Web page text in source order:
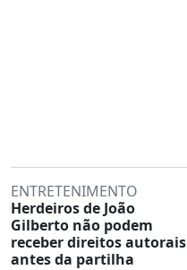
ENTRETENIMENTO
Herdeiros de João
Gilberto não podem
receber direitos autorais
antes da partilha